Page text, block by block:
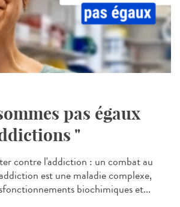
pas égaux
"
contre l'addiction : un combat au
est une maladie complexe,
biochimiques et...